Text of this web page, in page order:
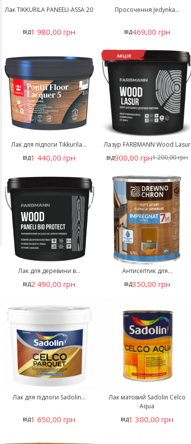
Лак TIKKURILA PANEELI-ÄSSÄ 20
від1 980,00 грн
Просочення Jedynka...
від469,00 грн
Лак для підлоги Tikkurila...
від1 440,00 грн
АКЦІЯ
Лазур FARBMANN Wood Lasur
від900,00 грн1 200,00 грн
Лак для деревини в...
від2 490,00 грн
Антисептик для...
від350,00 грн
Лак для підлоги Sadolin...
від1 650,00 грн
Лак матовий Sadolin Celco
Aqua
від1 300,00 грн